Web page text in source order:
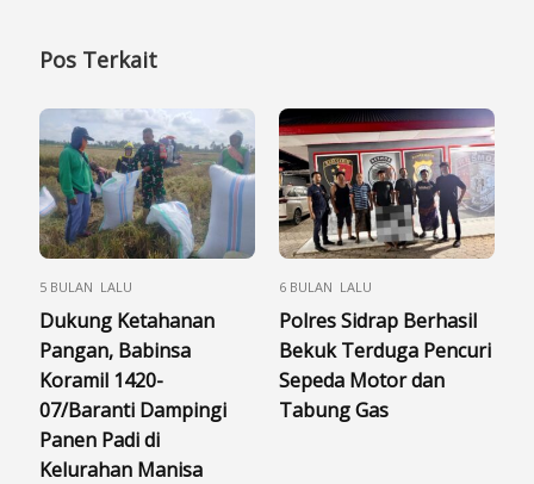
Pos Terkait
5 BULAN LALU
Dukung Ketahanan
Pangan, Babinsa
Koramil 1420-
07/Baranti Dampingi
Panen Padi di
Kelurahan Manisa
6 BULAN LALU
Polres Sidrap Berhasil
Bekuk Terduga Pencuri
Sepeda Motor dan
Tabung Gas